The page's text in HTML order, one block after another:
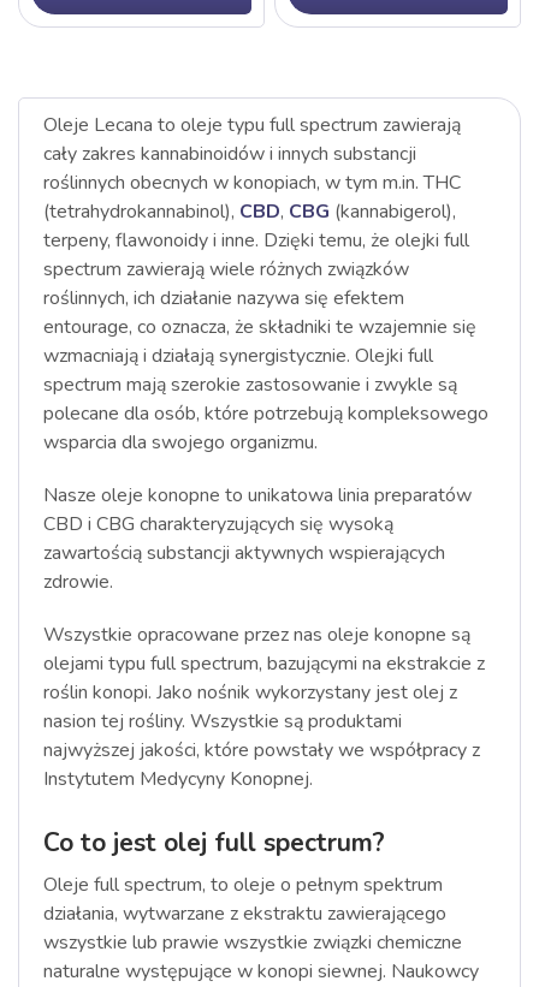
Oleje Lecana to oleje typu full spectrum zawierają
cały zakres kannabinoidów i innych substancji
roślinnych obecnych w konopiach, w tym m.in. THC
(tetrahydrokannabinol), CBD, CBG (kannabigerol),
terpeny, flawonoidy i inne. Dzięki temu, że olejki full
spectrum zawierają wiele różnych związków
roślinnych, ich działanie nazywa się efektem
entourage, co oznacza, że składniki te wzajemnie się
wzmacniają i działają synergistycznie. Olejki full
spectrum mają szerokie zastosowanie i zwykle są
polecane dla osób, które potrzebują kompleksowego
wsparcia dla swojego organizmu.
Nasze oleje konopne to unikatowa linia preparatów
CBD i CBG charakteryzujących się wysoką
zawartością substancji aktywnych wspierających
zdrowie.
Wszystkie opracowane przez nas oleje konopne są
olejami typu full spectrum, bazującymi na ekstrakcie z
roślin konopi. Jako nośnik wykorzystany jest olej z
nasion tej rośliny. Wszystkie są produktami
najwyższej jakości, które powstały we współpracy z
Instytutem Medycyny Konopnej.
Co to jest olej full spectrum?
Oleje full spectrum, to oleje o pełnym spektrum
działania, wytwarzane z ekstraktu zawierającego
wszystkie lub prawie wszystkie związki chemiczne
naturalne występujące w konopi siewnej. Naukowcy